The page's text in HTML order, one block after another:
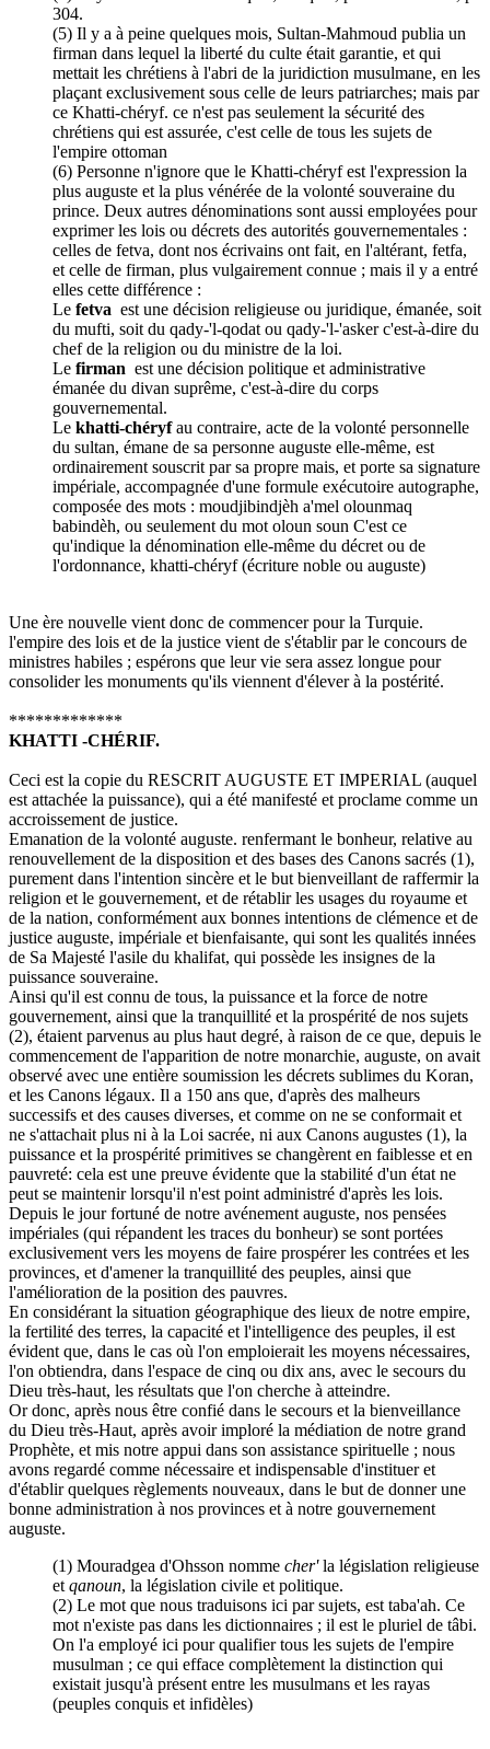
304.
(5) Il y a à peine quelques mois, Sultan-Mahmoud publia un
firman dans lequel la liberté du culte était garantie, et qui
mettait les chrétiens à l'abri de la juridiction musulmane, en les
plaçant exclusivement sous celle de leurs patriarches; mais par
ce Khatti-chéryf. ce n'est pas seulement la sécurité des
chrétiens qui est assurée, c'est celle de tous les sujets de
l'empire ottoman
(6) Personne n'ignore que le Khatti-chéryf est l'expression la
plus auguste et la plus vénérée de la volonté souveraine du
prince. Deux autres dénominations sont aussi employées pour
exprimer les lois ou décrets des autorités gouvernementales :
celles de fetva, dont nos écrivains ont fait, en l'altérant, fetfa,
et celle de firman, plus vulgairement connue ; mais il y a entré
elles cette différence :
Le fetva est une décision religieuse ou juridique, émanée, soit
du mufti, soit du qady-'l-qodat ou qady-'l-'asker c'est-à-dire du
chef de la religion ou du ministre de la loi.
Le firman est une décision politique et administrative
émanée du divan suprême, c'est-à-dire du corps
gouvernemental.
Le khatti-chéryfau contraire, acte de la volonté personnelle
du sultan, émane de sa personne auguste elle-même, est
ordinairement souscrit par sa propre mais, et porte sa signature
impériale, accompagnée d'une formule exécutoire autographe,
composée des mots : moudjibindjèh a'mel olounmaq
babindèh, ou seulement du mot oloun soun C'est ce
qu'indique la dénomination elle-même du décret ou de
l'ordonnance, khatti-chéryf (écriture noble ou auguste)
Une ère nouvelle vient donc de commencer pour la Turquie.
l'empire des lois et de la justice vient de s'établir par le concours de
ministres habiles ; espérons que leur vie sera assez longue pour
consolider les monuments qu'ils viennent d'élever à la postérité.
*************
KHATTI -CHÉRIF.
Ceci est la copie du RESCRIT AUGUSTE ET IMPERIAL (auquel
est attachée la puissance), qui a été manifesté et proclame comme un
accroissement de justice.
Emanation de la volonté auguste. renfermant le bonheur, relative au
renouvellement de la disposition et des bases des Canons sacrés (1),
purement dans l'intention sincère et le but bienveillant de raffermir la
religion et le gouvernement, et de rétablir les usages du royaume et
de la nation, conformément aux bonnes intentions de clémence et de
justice auguste, impériale et bienfaisante, qui sont les qualités innées
de Sa Majesté l'asile du khalifat, qui possède les insignes de la
puissance souveraine.
Ainsi qu'il est connu de tous, la puissance et la force de notre
gouvernement, ainsi que la tranquillité et la prospérité de nos sujets
(2), étaient parvenus au plus haut degré, à raison de ce que, depuis le
commencement de l'apparition de notre monarchie, auguste, on avait
observé avec une entière soumission les décrets sublimes du Koran,
et les Canons légaux. Il a 150 ans que, d'après des malheurs
successifs et des causes diverses, et comme on ne se conformait et
ne s'attachait plus ni à la Loi sacrée, ni aux Canons augustes (1), la
puissance et la prospérité primitives se changèrent en faiblesse et en
pauvreté: cela est une preuve évidente que la stabilité d'un état ne
peut se maintenir lorsqu'il n'est point administré d'après les lois.
Depuis le jour fortuné de notre avénement auguste, nos pensées
impériales (qui répandent les traces du bonheur) se sont portées
exclusivement vers les moyens de faire prospérer les contrées et les
provinces, et d'amener la tranquillité des peuples, ainsi que
l'amélioration de la position des pauvres.
En considérant la situation géographique des lieux de notre empire,
la fertilité des terres, la capacité et l'intelligence des peuples, il est
évident que, dans le cas où l'on emploierait les moyens nécessaires,
l'on obtiendra, dans l'espace de cinq ou dix ans, avec le secours du
Dieu très-haut, les résultats que l'on cherche à atteindre.
Or donc, après nous être confié dans le secours et la bienveillance
du Dieu très-Haut, après avoir imploré la médiation de notre grand
Prophète, et mis notre appui dans son assistance spirituelle ; nous
avons regardé comme nécessaire et indispensable d'instituer et
d'établir quelques règlements nouveaux, dans le but de donner une
bonne administration à nos provinces et à notre gouvernement
auguste.
(1) Mouradgea d'Ohsson nomme cher'la législation religieuse
et qanoun, la législation civile et politique.
(2) Le mot que nous traduisons ici par sujets, est taba'ah. Ce
mot n'existe pas dans les dictionnaires ; il est le pluriel de tâbi.
On l'a employé ici pour qualifier tous les sujets de l'empire
musulman ; ce qui efface complètement la distinction qui
existait jusqu'à présent entre les musulmans et les rayas
(peuples conquis et infidèles)